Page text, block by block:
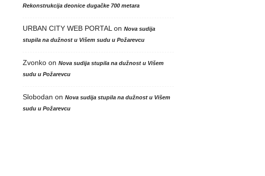
Rekonstrukcija deonice dugačke 700 metara
URBAN CITY WEB PORTAL on Nova sudija
stupila na dužnost u Višem sudu u Požarevcu
Zvonkoon Nova sudija stupila na dužnost u Višem
sudu u Požarevcu
Slobodan on Nova sudija stupila na dužnost u Višem
sudu u Požarevcu